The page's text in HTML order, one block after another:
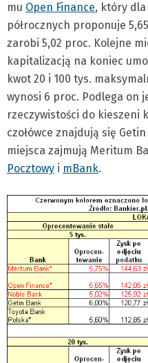
mu Open Finance, który
półrocznych proponuje
zarobi 5,02 proc. Kolejne
kapitalizacją na koniec
kwot 20 i 100 tys.
wynosi 6 proc. Podlega on
rzeczywistości do kieszeni
czołówce znajdują się Getin
miejsca zajmują Meritum
Pocztowy i mBank.